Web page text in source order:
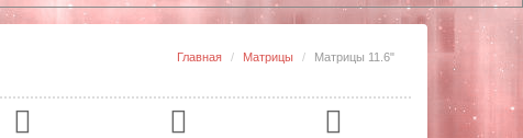
Главная Матрицы Матрицы 11.6"